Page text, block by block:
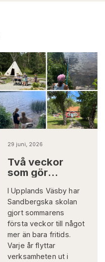
29 juni, 2026
Två veckor
som gör
riktigt
I Upplands Väsby har
Sandbergska skolan
gjort sommarens
första veckor till något
mer än bara fritids.
Varje år flyttar
verksamheten ut i